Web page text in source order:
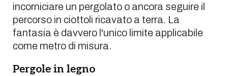
incorniciare un pergolato o ancora seguire il
percorso in ciottoli ricavato a terra. La
fantasia è davvero l'unico limite applicabile
come metro di misura.
Pergole in legno